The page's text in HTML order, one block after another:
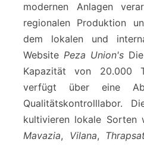
modernen Anlagen
regionalen Produktion
dem lokalen und
Website Peza Union'sDie
Kapazität von 20.000
verfügt über eine
Qualitätskontrolllabor.
kultivieren lokale Sorten
Mavazia, Vilana,